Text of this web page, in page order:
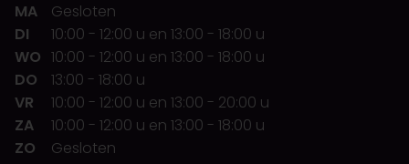
MA
Gesloten
DI
10:00 - 12:00 u en 13:00 - 18:00 u
WO 10:00 - 12:00 u en 13:00 - 18:00 u
DO
13:00 - 18:00 u
VR
10:00 - 12:00 u en 13:00 - 20:00 u
ZA
10:00 - 12:00 u en 13:00 - 18:00 u
ZO
Gesloten